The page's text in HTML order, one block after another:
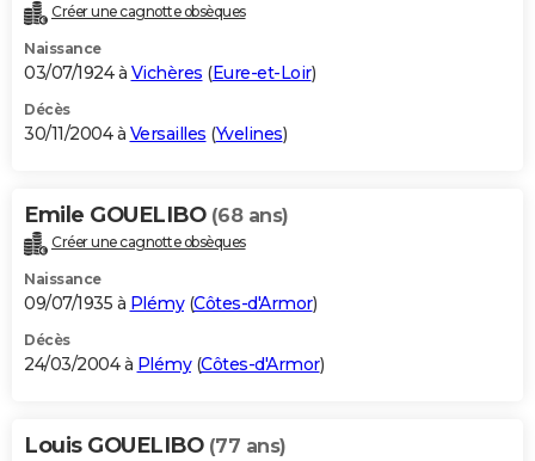
Créer une cagnotte obsèques
Naissance
03/07/1924 à Vichères (Eure-et-Loir)
Décès
30/11/2004 à Versailles (Yvelines)
Emile GOUELIBO (68 ans)
Créer une cagnotte obsèques
Naissance
09/07/1935 à Plémy(Côtes-d'Armor)
Décès
24/03/2004 à Plémy(Côtes-d'Armor)
Louis GOUELIBO (77 ans)